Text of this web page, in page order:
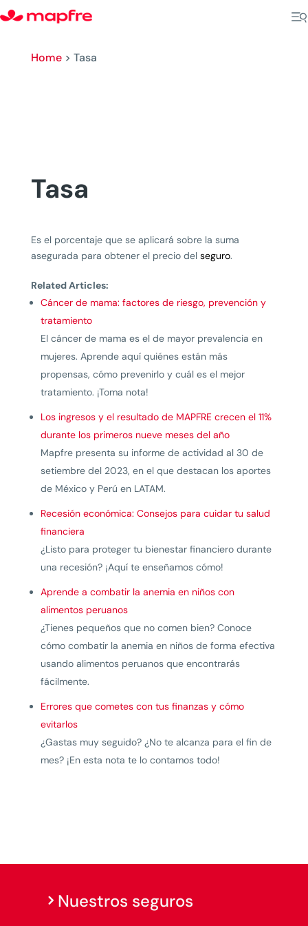
Home> Tasa
Tasa
Es el porcentaje que se aplicará sobre la suma
asegurada para obtener el precio del seguro.
Related Articles:
Cáncer de mama: factores de riesgo, prevención y
tratamiento
El cáncer de mama es el de mayor prevalencia en
mujeres. Aprende aquí quiénes están más
propensas, cómo prevenirlo y cuál es el mejor
tratamiento. ¡Toma nota!
Los ingresos y el resultado de MAPFRE crecen el 11%
durante los primeros nueve meses del año
Mapfre presenta su informe de actividad al 30 de
setiembre del 2023, en el que destacan los aportes
de México y Perú en LATAM.
Recesión económica: Consejos para cuidar tu salud
financiera
¿Listo para proteger tu bienestar financiero durante
una recesión? ¡Aquí te enseñamos cómo!
Aprende a combatir la anemia en niños con
alimentos peruanos
¿Tienes pequeños que no comen bien? Conoce
cómo combatir la anemia en niños de forma efectiva
usando alimentos peruanos que encontrarás
fácilmente.
Errores que cometes con tus finanzas y cómo
evitarlos
¿Gastas muy seguido? ¿No te alcanza para el fin de
mes? ¡En esta nota te lo contamos todo!
Nuestros seguros